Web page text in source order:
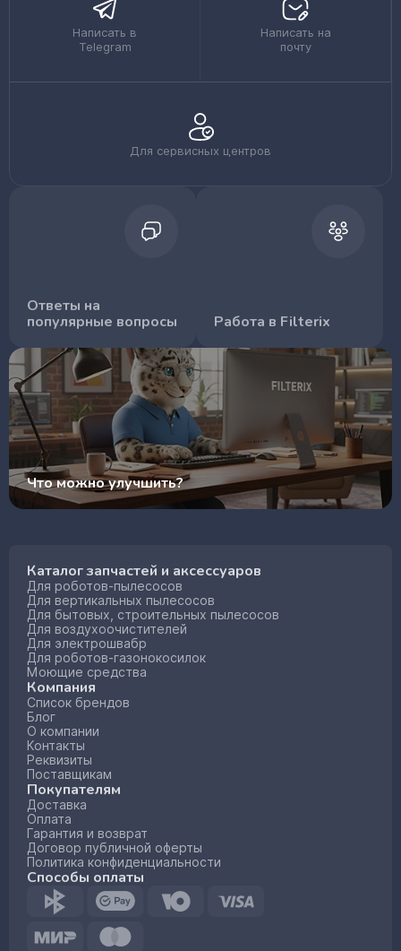
Написать в
Telegram
Написать на
почту
Для сервисных центров
Ответы на
популярные вопросы
Работа в Filterix
Что можно улучшить?
Каталог запчастей и аксессуаров
Для роботов-пылесосов
Для вертикальных пылесосов
Для бытовых, строительных пылесосов
Для воздухоочистителей
Для электрошвабр
Для роботов-газонокосилок
Моющие средства
Компания
Список брендов
Блог
О компании
Контакты
Реквизиты
Поставщикам
Покупателям
Доставка
Оплата
Гарантия и возврат
Договор публичной оферты
Политика конфиденциальности
Способы оплаты